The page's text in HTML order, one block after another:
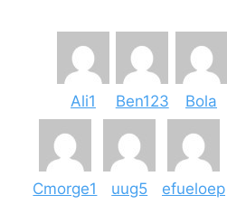
Ali1 Ben123 Bola
Cmorge1 uug5 efueloep